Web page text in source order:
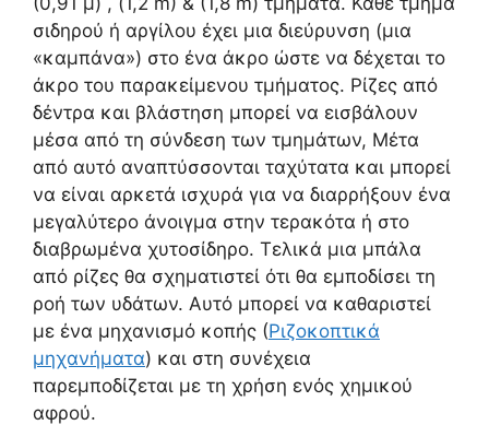
σιδηρού ή αργίλου έχει μια διεύρυνση (μια
«καμπάνα») στο ένα άκρο ώστε να δέχεται το
άκρο του παρακείμενου τμήματος. Ρίζες από
δέντρα και βλάστηση μπορεί να εισβάλουν
μέσα από τη σύνδεση των τμημάτων, Μέτα
από αυτό αναπτύσσονται ταχύτατα και μπορεί
να είναι αρκετά ισχυρά για να διαρρήξουν ένα
μεγαλύτερο άνοιγμα στην τερακότα ή στο
διαβρωμένα χυτοσίδηρο. Τελικά μια μπάλα
από ρίζες θα σχηματιστεί ότι θα εμποδίσει τη
ροή των υδάτων. Αυτό μπορεί να καθαριστεί
με ένα μηχανισμό κοπής (Ριζοκοπτικά
μηχανήματα) και στη συνέχεια
παρεμποδίζεται με τη χρήση ενός χημικού
αφρού.